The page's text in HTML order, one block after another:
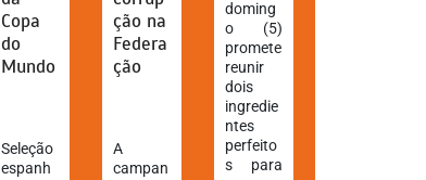
Copa
do
Mundo
Seleção
espanh
ção na
Federa
ção
A
campan
doming
o (5)
promete
reunir
dois
ingredie
ntes
perfeito
s para